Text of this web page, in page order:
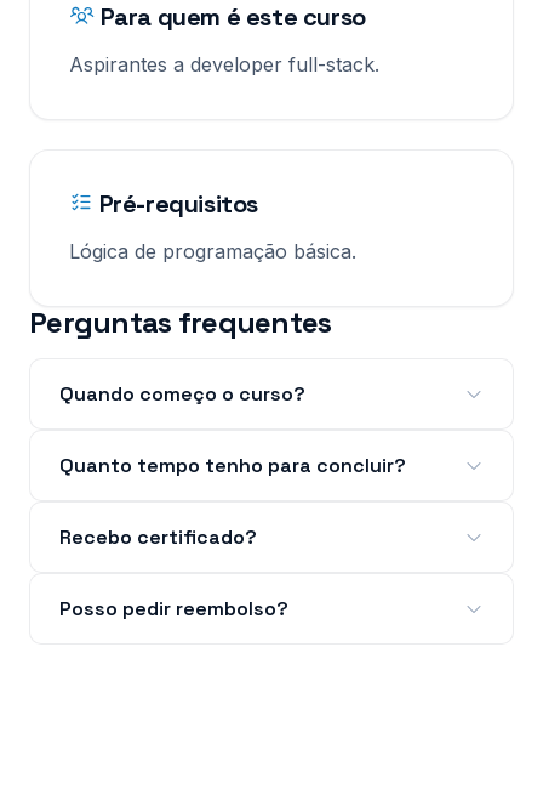
Para quem é este curso
Aspirantes a developer full-stack.
Pré-requisitos
Lógica de programação básica.
Perguntas frequentes
Quando começo o curso?
Quanto tempo tenho para concluir?
Recebo certificado?
Posso pedir reembolso?